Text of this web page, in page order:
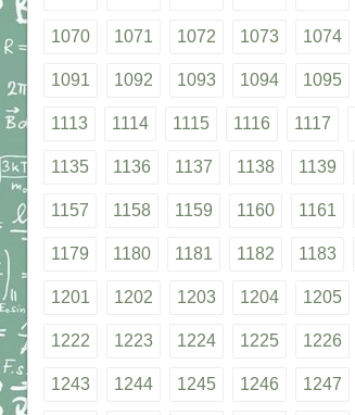
1070 1071 1072 1073 1074
1091 1092 1093 1094 1095
1113 1114 1115 1116 1117
1135 1136 1137 1138 1139
1157 1158 1159 1160 1161
1179 1180 1181 1182 1183
1201 1202 1203 1204 1205
1222 1223 1224 1225 1226
1243 1244 1245 1246 1247